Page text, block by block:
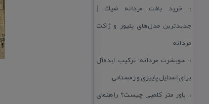
::خرید بافت مردانه شیك |
جدیدترین مدل‌های پلیور و ژاكت
مردانه
:: سویشرت مردانه؛ تركیب ایده‌آل
برای استایل پاییزی و زمستانی
:: پاور متر كلمپی چیست؟ راهنمای